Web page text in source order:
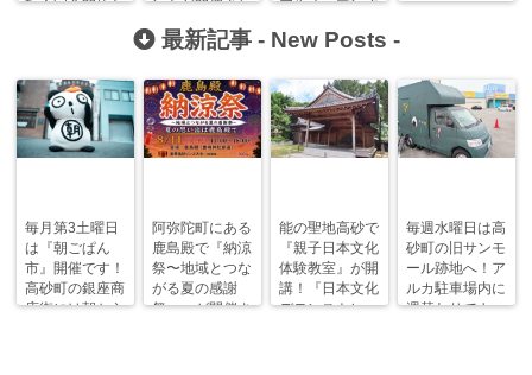
転！完全閉店と
ントが開催され
るみたい！？
アルオープンす
最新記事 - New Posts -
毎月第3土曜日
は『朝ごぱん
市』開催です！
高砂町の銀座商
店街には朝から
阿弥陀町にある
鹿島殿で『納涼
祭〜地域とつな
がる夏の感謝
祭〜』が開催さ
能の聖地高砂で
『親子日本文化
体験教室』が開
講！『日本文化
デモンストレー
毎週水曜日は高
砂町の旧サンモ
ール跡地へ！ア
ルカ駐車場内に
週替わりでキッ